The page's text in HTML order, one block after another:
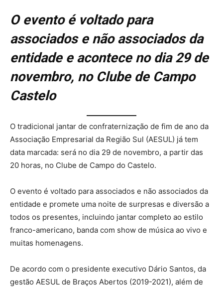
O evento é voltado para
associados e não associados da
entidade e acontece no dia 29 de
novembro, no Clube de Campo
Castelo
O tradicional jantar de confraternização de fim de ano da
Associação Empresarial da Região Sul (AESUL) já tem
data marcada: será no dia 29 de novembro, a partir das
20 horas, no Clube de Campo do Castelo.
O evento é voltado para associados e não associados da
entidade e promete uma noite de surpresas e diversão a
todos os presentes, incluindo jantar completo ao estilo
franco-americano, banda com show de música ao vivo e
muitas homenagens.
De acordo com o presidente executivo Dário Santos, da
gestão AESUL de Braços Abertos (2019-2021), além de